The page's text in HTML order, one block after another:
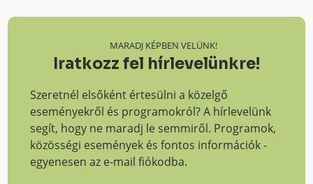
MARADJ KÉPBEN VELÜNK!
Iratkozz fel hírlevelünkre!
Szeretnél elsőként értesülni a közelgő
eseményekről és programokról? A hírlevelünk
segít, hogy ne maradj le semmiről. Programok,
közösségi események és fontos információk -
egyenesen az e-mail fiókodba.